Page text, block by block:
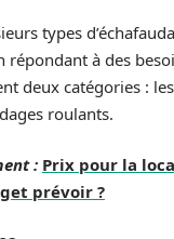
types
répondant à des
deux catégories :
roulants.
: Prix pour la
prévoir ?